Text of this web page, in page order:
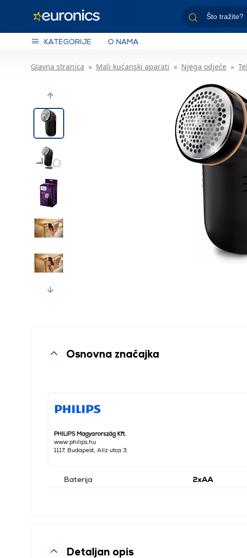
KATEGORIJE O NAMA
Glavna stranica Mali kućanski aparati Njega odjeće
Previous
Next
Osnovna značajka
PHILIPS Magyarország Kft.
www.philips.hu
1117, Budapest, Alíz utca 3.
Baterija 2xAA
Detaljan opis